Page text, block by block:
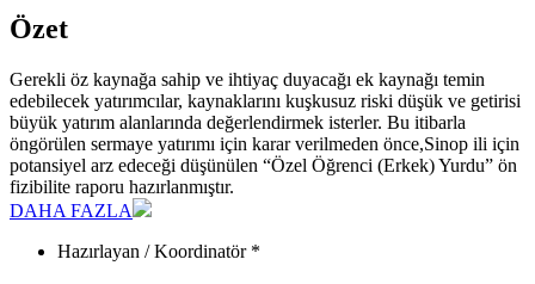
Özet
Gerekli öz kaynağa sahip ve ihtiyaç duyacağı ek kaynağı temin
edebilecek yatırımcılar, kaynaklarını kuşkusuz riski düşük ve getirisi
büyük yatırım alanlarında değerlendirmek isterler. Bu itibarla
öngörülen sermaye yatırımı için karar verilmeden önce,Sinop ili için
potansiyel arz edeceği düşünülen “Özel Öğrenci (Erkek) Yurdu” ön
fizibilite raporu hazırlanmıştır.
DAHA FAZLA
Hazırlayan / Koordinatör *